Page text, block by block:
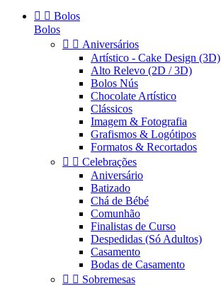
  Bolos
Bolos
  Aniversários
Artístico - Cake Design (3D)
Alto Relevo (2D / 3D)
Bolos Nús
Chocolate Artístico
Clássicos
Imagem & Fotografia
Grafismos & Logótipos
Formatos & Recortados
  Celebrações
Aniversário
Batizado
Chá de Bébé
Comunhão
Finalistas de Curso
Despedidas (Só Adultos)
Casamento
Bodas de Casamento
  Sobremesas